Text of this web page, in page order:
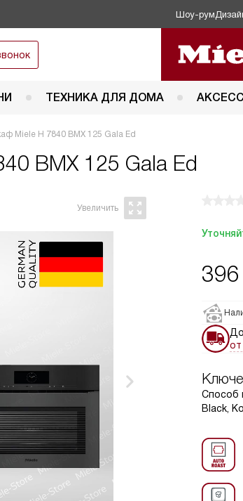
Шоу-рум
ТЕХНИКА ДЛЯ ДОМА
Miele H 7840 BMX 125 Gala Ed
BMX 125 Gala Ed
от
Способ
Black,